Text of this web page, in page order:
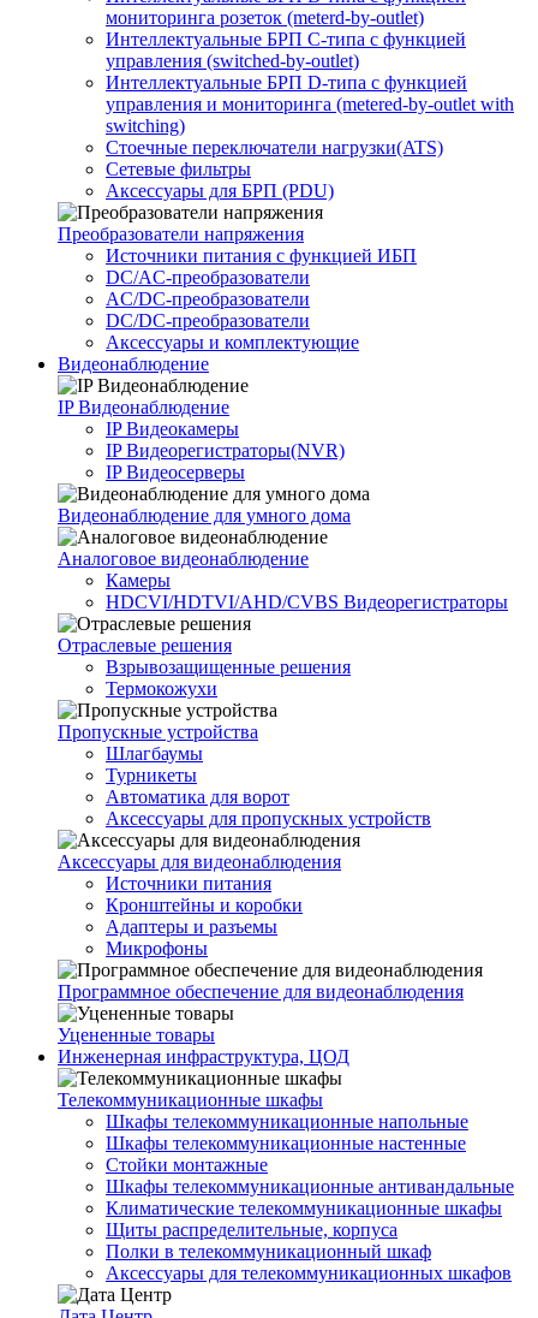
мониторинга розеток (meterd-by-outlet)
Интеллектуальные БРП C-типа с функцией
управления (switched-by-outlet)
Интеллектуальные БРП D-типа с функцией
управления и мониторинга (metered-by-outlet with
switching)
Стоечные переключатели нагрузки(ATS)
Сетевые фильтры
Аксессуары для БРП (PDU)
Преобразователи напряжения
Источники питания c функцией ИБП
DC/AC-преобразователи
AC/DC-преобразователи
DC/DC-преобразователи
Аксессуары и комплектующие
Видеонаблюдение
IP Видеонаблюдение
IP Видеокамеры
IP Видеорегистраторы(NVR)
IP Видеосерверы
Видеонаблюдение для умного дома
Аналоговое видеонаблюдение
Камеры
HDCVI/HDTVI/AHD/CVBS Видеорегистраторы
Отраслевые решения
Взрывозащищенные решения
Термокожухи
Пропускные устройства
Шлагбаумы
Турникеты
Автоматика для ворот
Аксессуары для пропускных устройств
Аксессуары для видеонаблюдения
Источники питания
Кронштейны и коробки
Адаптеры и разъемы
Микрофоны
Программное обеспечение для видеонаблюдения
Уцененные товары
Инженерная инфраструктура, ЦОД
Телекоммуникационные шкафы
Шкафы телекоммуникационные напольные
Шкафы телекоммуникационные настенные
Стойки монтажные
Шкафы телекоммуникационные антивандальные
Климатические телекоммуникационные шкафы
Щиты распределительные, корпуса
Полки в телекоммуникационный шкаф
Аксессуары для телекоммуникационных шкафов